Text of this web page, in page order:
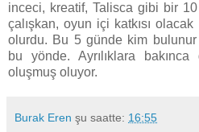
inceci, kreatif, Talisca gibi bir
çalışkan, oyun içi katkısı
olurdu. Bu 5 günde kim
bu yönde. Ayrılıklara
oluşmuş oluyor.
Burak Eren şu saatte: 16:55